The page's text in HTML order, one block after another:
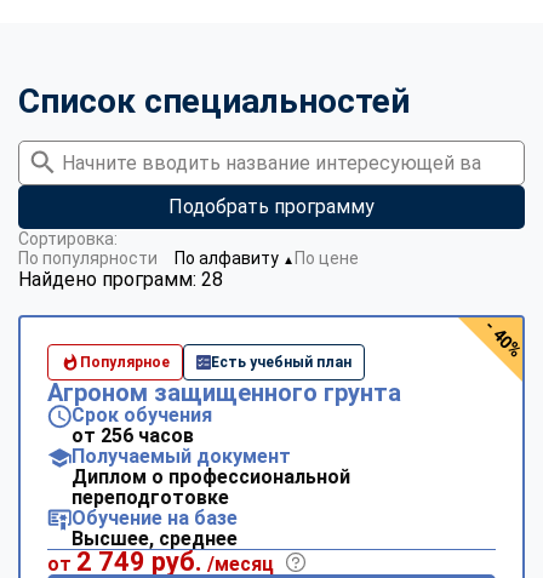
Список специальностей
Подобрать программу
Найдено программ: 28
Сортировка:
По популярности
По алфавиту ▼ По цене
Популярное Есть учебный план
Агроном защищенного грунта
Срок обучения
от 256 часов
Получаемый документ
Диплом о профессиональной
переподготовке
Обучение на базе
Высшее, среднее
от 2 749 руб. /месяц
- 40%